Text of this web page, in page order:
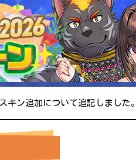
キン追加について追記しました。